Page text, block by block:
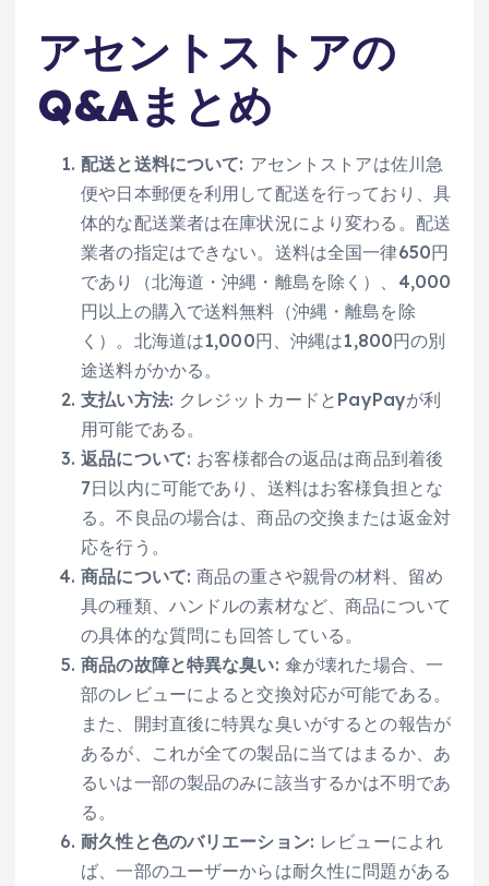
アセントストアの
Q&Aまとめ
配送と送料について: アセントストアは佐川急
便や日本郵便を利用して配送を行っており、具
体的な配送業者は在庫状況により変わる。配送
業者の指定はできない。送料は全国一律650円
であり（北海道・沖縄・離島を除く）、4,000
円以上の購入で送料無料（沖縄・離島を除
く）。北海道は1,000円、沖縄は1,800円の別
途送料がかかる。
支払い方法: クレジットカードとPayPayが利
用可能である。
返品について: お客様都合の返品は商品到着後
7日以内に可能であり、送料はお客様負担とな
る。不良品の場合は、商品の交換または返金対
応を行う。
商品について: 商品の重さや親骨の材料、留め
具の種類、ハンドルの素材など、商品について
の具体的な質問にも回答している。
商品の故障と特異な臭い: 傘が壊れた場合、一
部のレビューによると交換対応が可能である。
また、開封直後に特異な臭いがするとの報告が
あるが、これが全ての製品に当てはまるか、あ
るいは一部の製品のみに該当するかは不明であ
る。
耐久性と色のバリエーション: レビューによれ
ば、一部のユーザーからは耐久性に問題がある